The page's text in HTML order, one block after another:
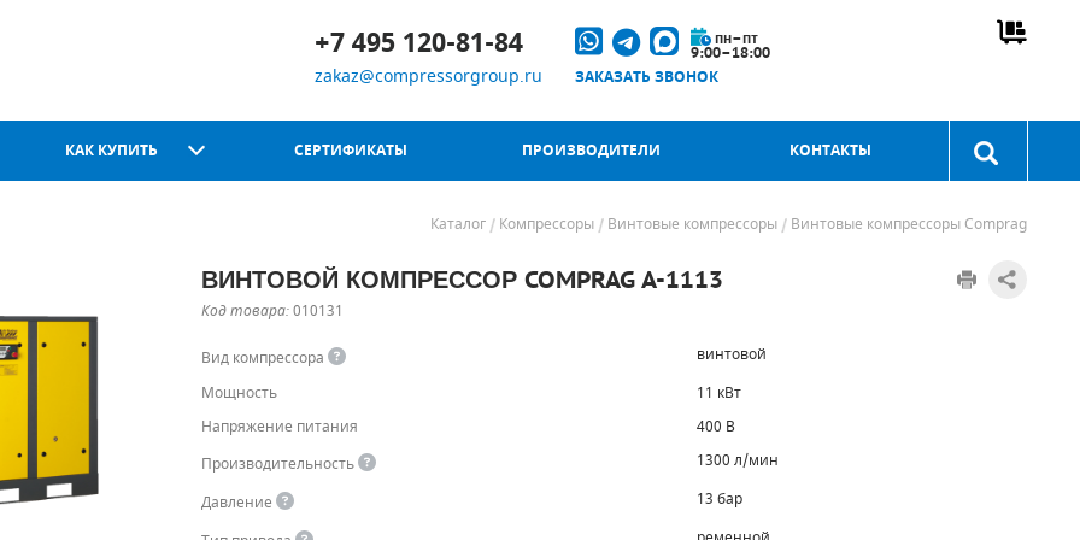
+7 495 120-81-84
zakaz@compressorgroup.ru
пн–пт
9:00–18:00
ЗАКАЗАТЬ ЗВОНОК
КАК КУПИТЬ СЕРТИФИКАТЫ ПРОИЗВОДИТЕЛИ КОНТАКТЫ
Каталог Компрессоры Винтовые компрессоры Винтовые компрессоры Comprag
ВИНТОВОЙ КОМПРЕССОР COMPRAG A-1113
Код товара:010131
Вид компрессора
винтовой
Мощность
11 кВт
Напряжение питания
400 В
Производительность
1300 л/мин
Давление
13 бар